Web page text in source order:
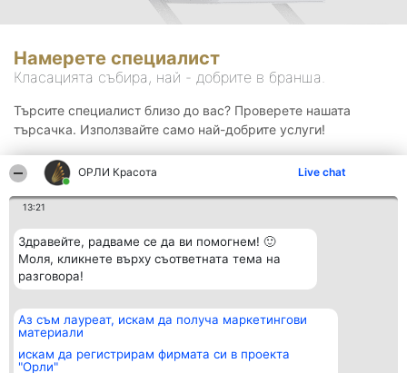
ОРЛИ Красота Live chat
13:21
Здравейте, радваме се да ви помогнем! 🙂
Моля, кликнете върху съответната тема на
разговора!
Аз съм лауреат, искам да получа маркетингови
материали
искам да регистрирам фирмата си в проекта
"Орли"
Намерете специалист
Класацията събира, най - добрите в бранша.
Търсите специалист близо до вас? Проверете нашата
търсачка. Използвайте само най-добрите услуги!
Организатор на
класиране
BulevardulAleea Timișul De
Класация
всички
Контакти